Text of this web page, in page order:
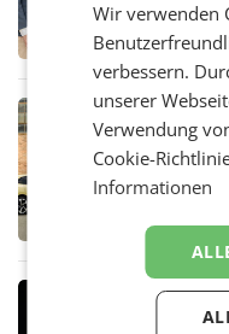
– Im
Wir verwenden
verbessern.
unserer
Verwendung
Cookie-
Informationen